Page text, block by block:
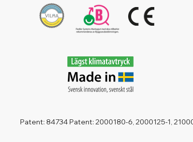
Patent: 84734 Patent: 2000180-6, 2000125-1,